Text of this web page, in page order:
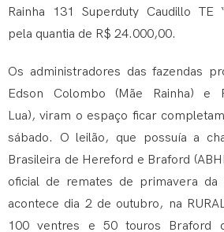
Rainha 131 Superduty Caudillo TE
pela quantia de R$ 24.000,00.
Os administradores das fazendas
Edson Colombo (Mãe Rainha) e
Lua), viram o espaço ficar
sábado. O leilão, que possuía a
Brasileira de Hereford e Braford
oficial de remates de primavera da
acontece dia 2 de outubro, na
100 ventres e 50 touros Braford